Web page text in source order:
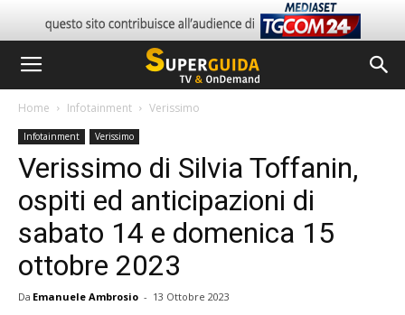
Home Infotainment Verissimo
Infotainment Verissimo
Verissimo di Silvia Toffanin,
ospiti ed anticipazioni di
sabato 14 e domenica 15
ottobre 2023
Da Emanuele Ambrosio - 13 Ottobre 2023